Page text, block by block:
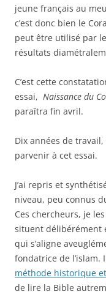
jeune français au
c’est donc bien le
peut être utilisé par
résultats
C’est cette
essai, Naissance du
paraîtra fin avril.
Dix années de
parvenir à cet essai.
J’ai repris et
niveau, peu connus
Ces chercheurs, je
situent délibérément
qui s’aligne
fondatrice de
méthode historique
de lire la Bible